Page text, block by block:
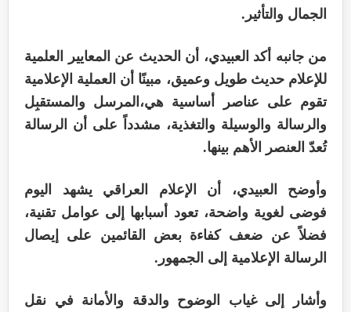
الجمال والتأثير.
من جانبه أكد العبيدي، أن الحديث عن المعايير العلمية
للإعلام حديث طويل وعميق، مبينًا أن العملية الإعلامية
تقوم على عناصر أساسية هي،المرسل والمستقبِل
والرسالة والوسيلة والتغذية، مشدداً على أن الرسالة
تُعدّ العنصر الأهم بينها.
وأوضح العبيدي، أن الإعلام العراقي يشهد اليوم
فوضى لغوية واضحة، تعود أسبابها إلى عوامل تقنية،
فضلاً عن ضعف كفاءة بعض القائمين على إيصال
الرسالة الإعلامية إلى الجمهور.
وأشار إلى غياب الوضوح والدقة والأمانة في نقل